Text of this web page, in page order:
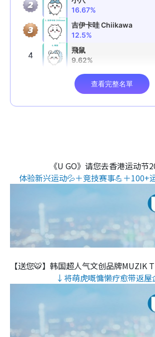
《U GO》请您去香港运动节
体验新兴运动💦＋竞技赛事💪＋100+
【送您🐯】韩国超人气文创品牌MUZIK
↓将萌虎嘅慵懒疗愈带返屋